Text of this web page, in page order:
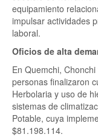
equipamiento
impulsar actividades
laboral.
Oficios de alta
En Quemchi,
personas finalizaron
Herbolaria y uso de
sistemas de
Potable, cuya
$81.198.114.